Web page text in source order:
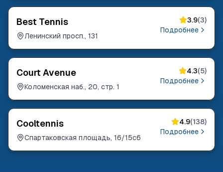
Best Tennis
Ленинский просп., 131
3.9(3)
Подробнее
Court Avenue
Коломенская наб., 20, стр. 1
4.3(5)
Подробнее
Cooltennis
Спартаковская площадь, 16/15с6
4.9(138)
Подробнее